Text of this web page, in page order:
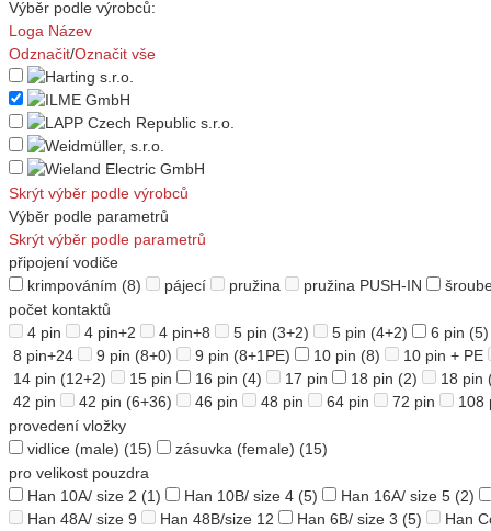
Výběr podle výrobců:
Loga Název
Odznačit/Označit vše
Skrýt výběr podle výrobců
Výběr podle parametrů
Skrýt výběr podle parametrů
připojení vodiče
krimpováním (8) pájecí pružina pružina PUSH-IN
počet kontaktů
4 pin
4 pin+2 4 pin+8 5 pin (3+2) 5 pin (4+2) 6 pin (5)
8 pin+24
9 pin (8+0) 9 pin (8+1PE) 10 pin (8)
10 pin + PE
14 pin (12+2)
15 pin 16 pin (4) 17 pin 18 pin (2)
18 pin
42 pin
42 pin (6+36) 46 pin 48 pin 64 pin 72 pin
108
provedení vložky
vidlice (male) (15) zásuvka (female) (15)
pro velikost pouzdra
Han 10A/ size 2 (1) Han 10B/ size 4 (5) Han 16A/ size 5 (2)
Han 48A/ size 9
Han 48B/size 12 Han 6B/ size 3 (5)
Han